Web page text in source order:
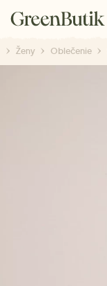
Ženy Oblečenie